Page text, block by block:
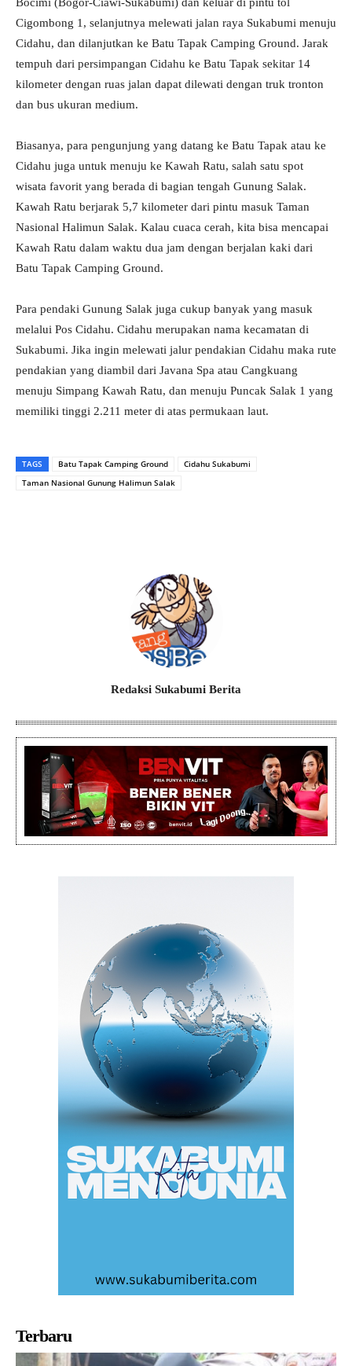
Cigombong 1, selanjutnya melewati jalan raya Sukabumi menuju
Cidahu, dan dilanjutkan ke Batu Tapak Camping Ground. Jarak
tempuh dari persimpangan Cidahu ke Batu Tapak sekitar 14
kilometer dengan ruas jalan dapat dilewati dengan truk tronton
dan bus ukuran medium.
Biasanya, para pengunjung yang datang ke Batu Tapak atau ke
Cidahu juga untuk menuju ke Kawah Ratu, salah satu spot
wisata favorit yang berada di bagian tengah Gunung Salak.
Kawah Ratu berjarak 5,7 kilometer dari pintu masuk Taman
Nasional Halimun Salak. Kalau cuaca cerah, kita bisa mencapai
Kawah Ratu dalam waktu dua jam dengan berjalan kaki dari
Batu Tapak Camping Ground.
Para pendaki Gunung Salak juga cukup banyak yang masuk
melalui Pos Cidahu. Cidahu merupakan nama kecamatan di
Sukabumi. Jika ingin melewati jalur pendakian Cidahu maka rute
pendakian yang diambil dari Javana Spa atau Cangkuang
menuju Simpang Kawah Ratu, dan menuju Puncak Salak 1 yang
memiliki tinggi 2.211 meter di atas permukaan laut.
TAGS Batu Tapak Camping Ground
Cidahu Sukabumi
Taman Nasional Gunung Halimun Salak
Redaksi Sukabumi Berita
Terbaru